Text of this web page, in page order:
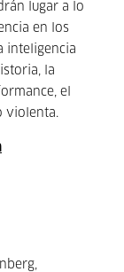
lugar a lo
en los
inteligencia
la
el
violenta.